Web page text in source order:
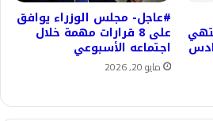
#عاجل- مجلس الوزراء يوافق
على 8 قرارات مهمة خلال
اجتماعه الأسبوعي
مايو 20, 2026